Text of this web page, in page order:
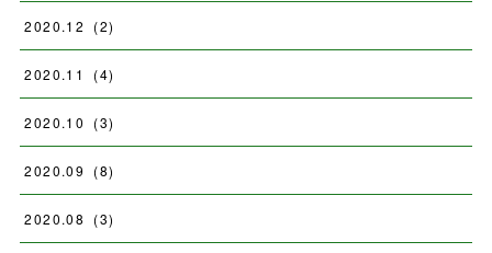
2020.12 (2)
2020.11 (4)
2020.10 (3)
2020.09 (8)
2020.08 (3)